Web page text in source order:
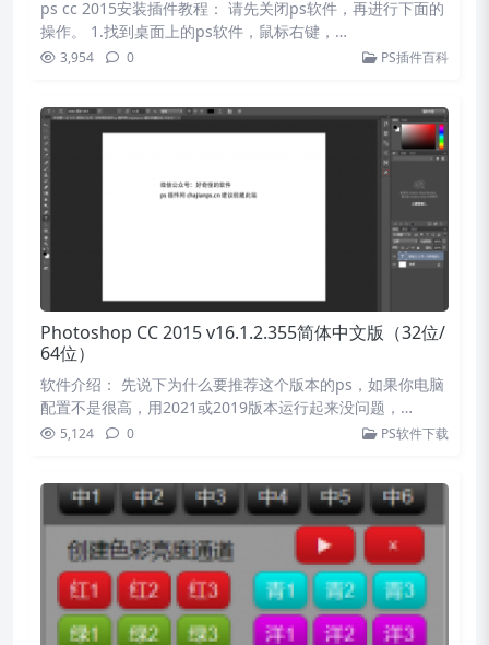
ps cc 2015安装插件教程： 请先关闭ps软件，再进行下面的
操作。 1.找到桌面上的ps软件，鼠标右键，…
3,954 0 PS插件百科
Photoshop CC 2015 v16.1.2.355简体中文版（32位/
64位）
软件介绍： 先说下为什么要推荐这个版本的ps，如果你电脑
配置不是很高，用2021或2019版本运行起来没问题，…
5,124 0 PS软件下载